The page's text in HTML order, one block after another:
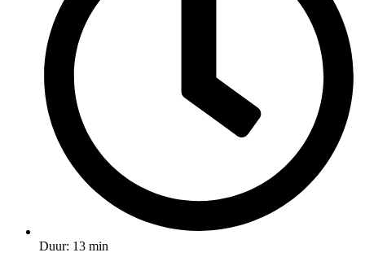
Duur: 13 min